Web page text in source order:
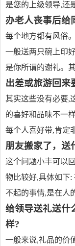
是您的上级领导,还
办老人丧事后给
每个地方都有风俗
一般送两只碗上印
是你所谓的谢礼。
出差或旅游回来
其实这些没有必要,
的喜好和品味不一
每个人喜好带,肯定
朋友搬家了，送
这个问题小丰可以
物比较好,具体如下:
不起的事情,是在人
给领导送礼送什
样?
一般来说,礼品的价